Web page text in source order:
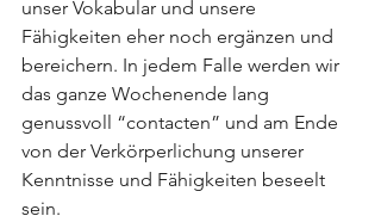
unser Vokabular und unsere
Fähigkeiten eher noch ergänzen und
bereichern. In jedem Falle werden wir
das ganze Wochenende lang
genussvoll “contacten” und am Ende
von der Verkörperlichung unserer
Kenntnisse und Fähigkeiten beseelt
sein.